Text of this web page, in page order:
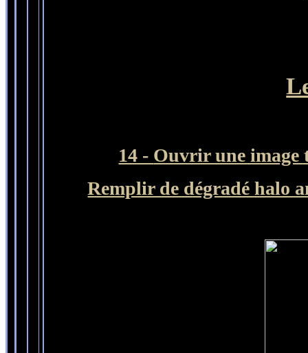
14 - Ouvrir une image
Remplir de dégradé halo